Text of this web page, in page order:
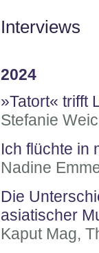
Interviews
2024
»Tatort« trifft
Stefanie
Ich flüchte in
Nadine
Die
asiatischer
Kaput Mag,